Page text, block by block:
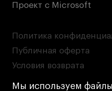
Мы используем
Проект с Microsoft
Политика
Публичная оферта
Условия возврата
Кредит на